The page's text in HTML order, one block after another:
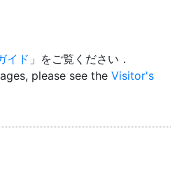
イド 」をご覧ください．
please see the Visitor's